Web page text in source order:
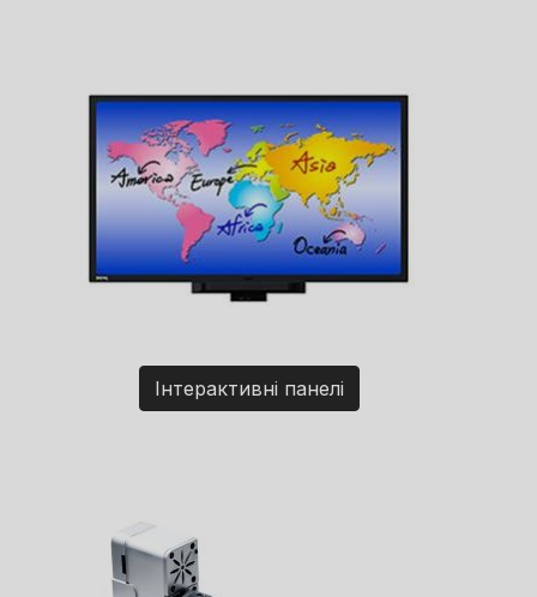
Інтерактивні панелі